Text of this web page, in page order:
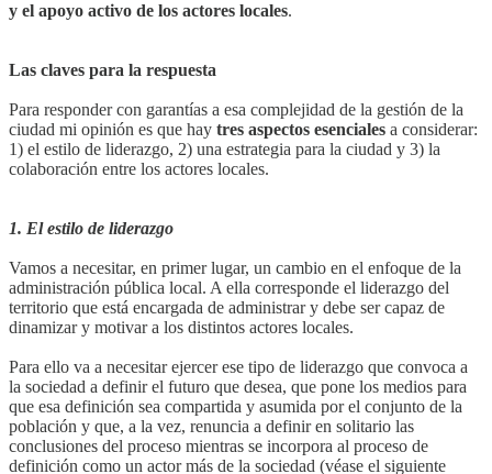
y el apoyo activo de los actores locales.
Las claves para la respuesta
Para responder con garantías a esa complejidad de la gestión de la
ciudad mi opinión es que hay tres aspectos esenciales a considerar:
1) el estilo de liderazgo, 2) una estrategia para la ciudad y 3) la
colaboración entre los actores locales.
1. El estilo de liderazgo
Vamos a necesitar, en primer lugar, un cambio en el enfoque de la
administración pública local. A ella corresponde el liderazgo del
territorio que está encargada de administrar y debe ser capaz de
dinamizar y motivar a los distintos actores locales.
Para ello va a necesitar ejercer ese tipo de liderazgo que convoca a
la sociedad a definir el futuro que desea, que pone los medios para
que esa definición sea compartida y asumida por el conjunto de la
población y que, a la vez, renuncia a definir en solitario las
conclusiones del proceso mientras se incorpora al proceso de
definición como un actor más de la sociedad (véase el siguiente